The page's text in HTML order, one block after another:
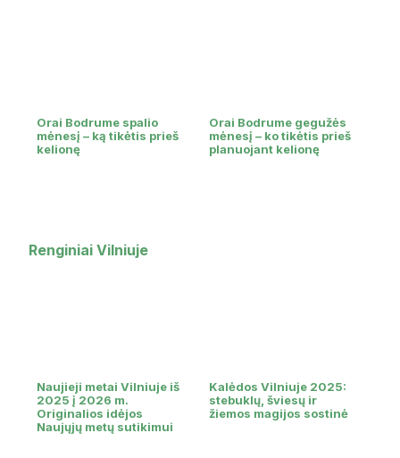
Orai Bodrume spalio
mėnesį – ką tikėtis prieš
kelionę
Orai Bodrume gegužės
mėnesį – ko tikėtis prieš
planuojant kelionę
Renginiai Vilniuje
Naujieji metai Vilniuje iš
2025 į 2026 m.
Originalios idėjos
Naujųjų metų sutikimui
Kalėdos Vilniuje 2025:
stebuklų, šviesų ir
žiemos magijos sostinė